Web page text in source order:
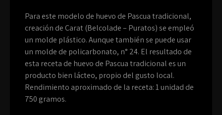
Para este modelo de huevo de Pascua tradicional,
creación de Carat (Belcolade – Puratos) se empleó
un molde plástico. Aunque también se puede usar
un molde de policarbonato, n° 24. El resultado de
esta receta de huevo de Pascua tradicional es un
producto bien lácteo, propio del gusto local.
Rendimiento aproximado de la receta: 1 unidad de
750 gramos.